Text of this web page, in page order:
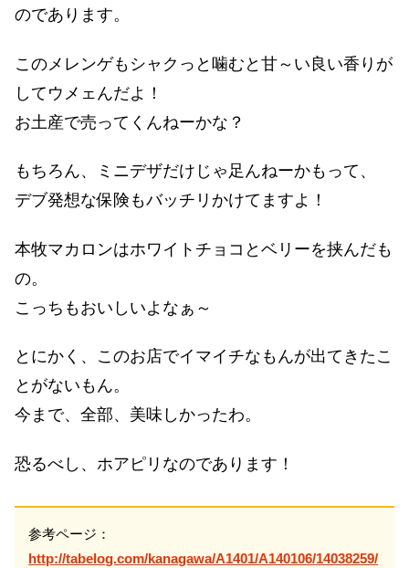
のであります。
このメレンゲもシャクっと噛むと甘～い良い香りが
してウメェんだよ！
お土産で売ってくんねーかな？
もちろん、ミニデザだけじゃ足んねーかもって、
デブ発想な保険もバッチリかけてますよ！
本牧マカロンはホワイトチョコとベリーを挟んだも
の。
こっちもおいしいよなぁ～
とにかく、このお店でイマイチなもんが出てきたこ
とがないもん。
今まで、全部、美味しかったわ。
恐るべし、ホアピリなのであります！
参考ページ：
http://tabelog.com/kanagawa/A1401/A140106/14038259/